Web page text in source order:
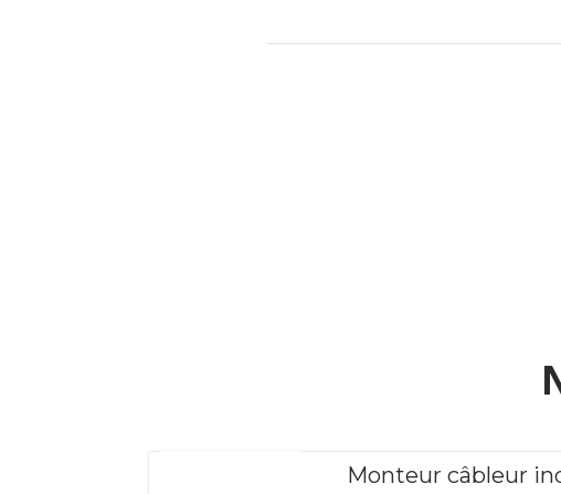
Monteur câbleur